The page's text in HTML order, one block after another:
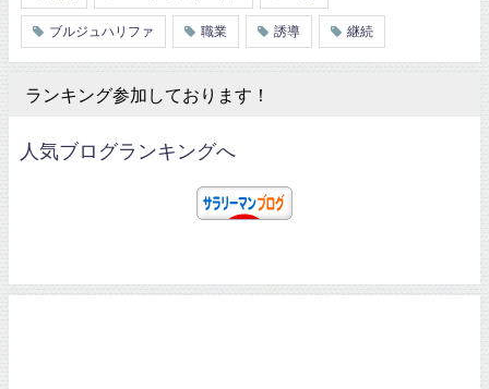
ブルジュハリファ 職業 誘導 継続
ランキング参加しております！
人気ブログランキングへ